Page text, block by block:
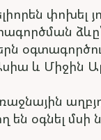
փոխել
և Միջին
են օգնել